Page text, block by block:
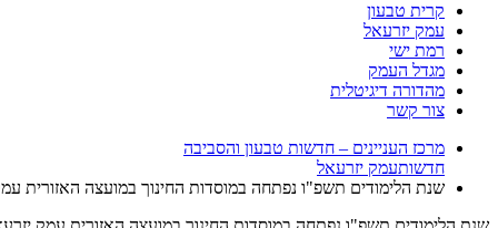
קרית טבעון
עמק יזרעאל
רמת ישי
מגדל העמק
מהדורה דיגיטלית
צור קשר
מרכז העניינים – חדשות טבעון והסביבה
חדשותעמק יזרעאל
שנת הלימודים תשפ"ו נפתחה במוסדות החינוך במועצה האזורית